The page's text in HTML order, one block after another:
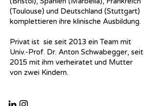
(Toulouse) und Deutschland (Stuttgart)
komplettieren ihre klinische Ausbildung.
Privat ist sie seit 2013 ein Team mit
Univ.-Prof. Dr. Anton Schwabegger, seit
2015 mit ihm verheiratet und Mutter
von zwei Kindern.